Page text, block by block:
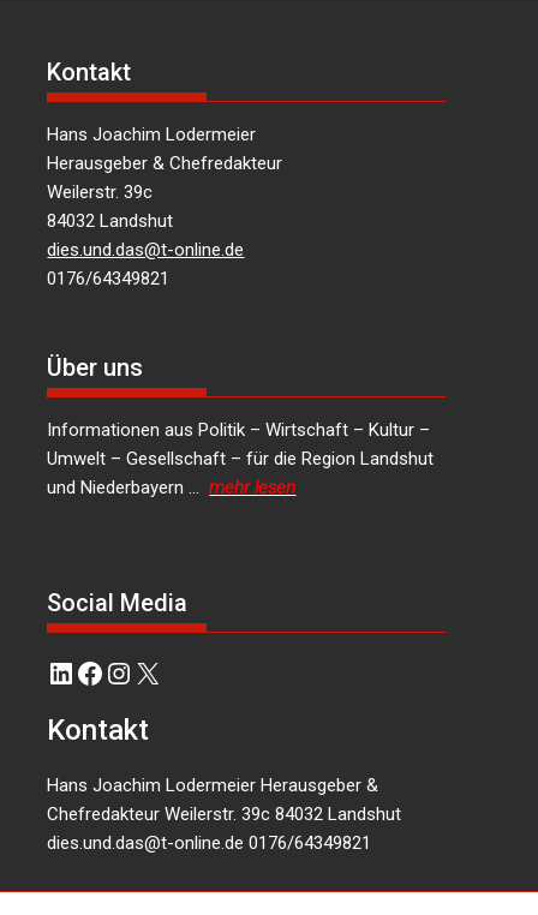
Kontakt
Hans Joachim Lodermeier
Herausgeber & Chefredakteur
Weilerstr. 39c
84032 Landshut
dies.und.das@t-online.de
0176/64349821
Über uns
Informationen aus Politik – Wirtschaft – Kultur –
Umwelt – Gesellschaft – für die Region Landshut
und Niederbayern …mehr lesen
Social Media
LinkedIn
Facebook
Instagram
X
Kontakt
Hans Joachim Lodermeier Herausgeber &
Chefredakteur Weilerstr. 39c 84032 Landshut
dies.und.das@t-online.de 0176/64349821